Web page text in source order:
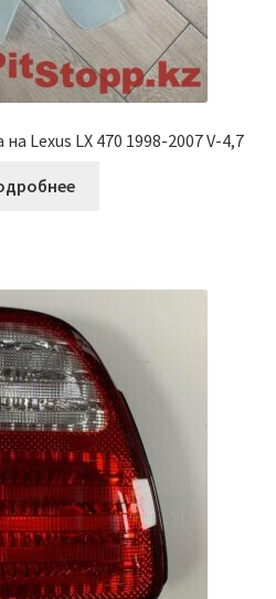
Lexus LX 470 1998-2007 V-4,7